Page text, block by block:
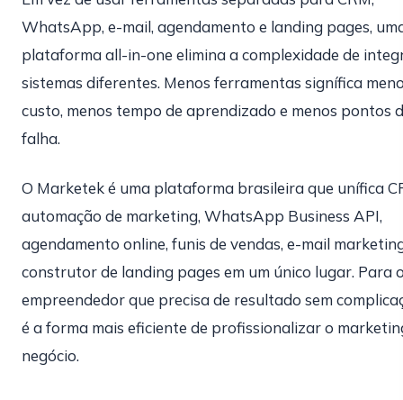
WhatsApp, e-mail, agendamento e landing pages,
plataforma all-in-one elimina a complexidade de
sistemas diferentes. Menos ferramentas signífica
custo, menos tempo de aprendizado e menos pontos
falha.
O Marketek é uma plataforma brasileira que unífica
automação de marketing, WhatsApp Business API,
agendamento online, funis de vendas, e-mail
construtor de landing pages em um único lugar. Para
empreendedor que precisa de resultado sem
é a forma mais eficiente de profissionalizar o
negócio.